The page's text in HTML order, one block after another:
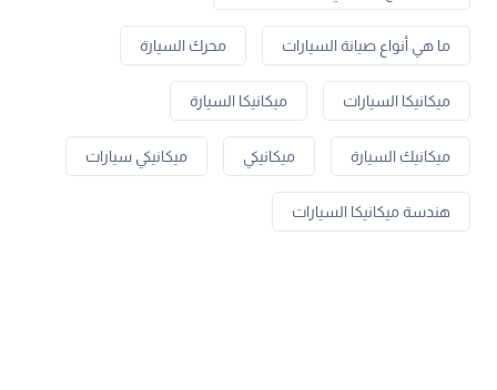
ما هي أنواع صيانة السيارات محرك السيارة
ميكانيكا السيارات ميكانيكا السيارة
ميكانيك السيارة ميكانيكي ميكانيكي سيارات
هندسة ميكانيكا السيارات